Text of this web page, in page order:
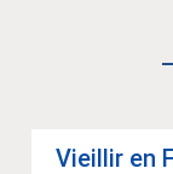
Vieillir en